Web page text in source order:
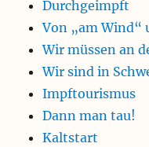
Durchgeimpft
Von „am Wind“
Wir müssen an
Wir sind in
Impftourismus
Dann man tau!
Kaltstart